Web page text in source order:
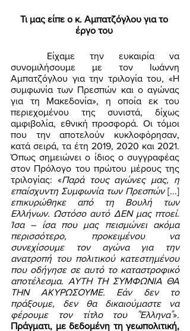
Τι μας είπε ο κ. Αμπατζόγλου για το
έργο του
συνομιλήσουμε με τον Ιωάννη
Αμπατζόγλου για την τριλογία του, «Η
συμφωνία των Πρεσπών και ο αγώνας
για τη Μακεδονία», η οποία εκ του
περιεχομένου της συνιστά, δίχως
αμφιβολία, εθνική προσφορά. Οι τόμοι
που την αποτελούν κυκλοφόρησαν,
κατά σειρά, τα έτη 2019, 2020 και 2021.
Όπως σημειώνει ο ίδιος ο συγγραφέας
στον Πρόλογο του πρώτου μέρους της
τριλογίας: «Παρά τους αγώνες μας, η
επαίσχυντη Συμφωνία των Πρεσπών
επικυρώθηκε από τη Βουλή των
Ελλήνων. Ωστόσο αυτό ΔΕΝ μας πτοεί.
Ίσα – ίσα που μας πεισμώνει ακόμα
περισσότερο, προκειμένου να
συνεχίσουμε τον αγώνα για την
ανατροπή του πολιτικού κατεστημένου
που οδήγησε σε αυτό το καταστροφικό
αποτέλεσμα. ΑΥΤΗ ΤΗ ΣΥΜΦΩΝΙΑ ΘΑ
ΤΗΝ ΑΚΥΡΩΣΟΥΜΕ. Εάν δεν το
πράξουμε, δεν θα δικαιούμαστε να
φέρουμε τον τίτλο του ΄΄Έλληνα΄΄
Πράγματι, με δεδομένη τη γεωπολιτική,